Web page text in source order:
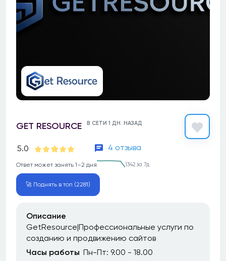
GET RESOURCE В СЕТИ 1 ДН. НАЗАД
5.0 4 отзыва
Ответ может занять 1–2 дня 1342 за 7д
🚀 Поднять в топ (2281)
Описание
GetResource|Профессиональные услуги по
созданию и продвижению сайтов
Часы работы Пн-Пт: 9.00 - 18.00